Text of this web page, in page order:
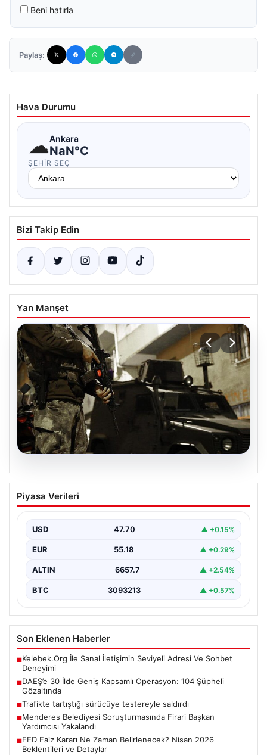
Beni hatırla
Paylaş:
Hava Durumu
☁Ankara
NaN°C
ŞEHIR SEÇ
Bizi Takip Edin
Yan Manşet
07.08.2026
DAEŞ’e 30 İlde Geniş Kapsamlı
Operasyon: 104 Şüpheli Gözaltında
bir operasyon gerçekleştirildi. Jandarma Genel
Komutanlığı Terörle…
Piyasa Verileri
USD 47.70 ▲ +0.15%
EUR 55.18 ▲ +0.29%
ALTIN 6657.7 ▲ +2.54%
BTC 3093213 ▲ +0.57%
Son Eklenen Haberler
■Kelebek.Org İle Sanal İletişimin Seviyeli Adresi Ve Sohbet
Deneyimi
■DAEŞ’e 30 İlde Geniş Kapsamlı Operasyon: 104 Şüpheli
Gözaltında
■Trafikte tartıştığı sürücüye testereyle saldırdı
■Menderes Belediyesi Soruşturmasında Firari Başkan
Yardımcısı Yakalandı
■FED Faiz Kararı Ne Zaman Belirlenecek? Nisan 2026
Beklentileri ve Detaylar